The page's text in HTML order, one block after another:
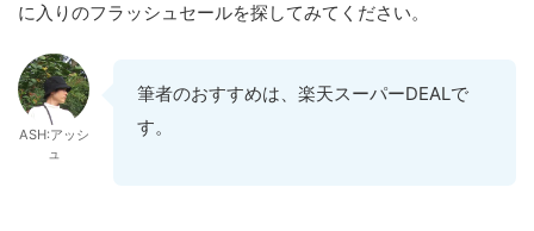
に入りのフラッシュセールを探してみてください。
ASH:アッシ
ュ
筆者のおすすめは、楽天スーパーDEALで
す。